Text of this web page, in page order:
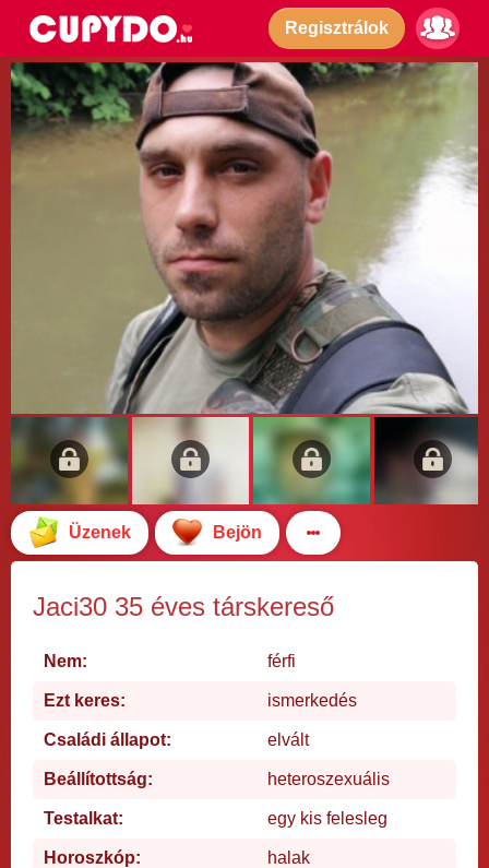
Regisztrálok
Üzenek Bejön
Jaci30 35 éves társkereső
Nem: férfi
Ezt keres: ismerkedés
Családi állapot: elvált
Beállítottság: heteroszexuális
Testalkat: egy kis felesleg
Horoszkóp: halak